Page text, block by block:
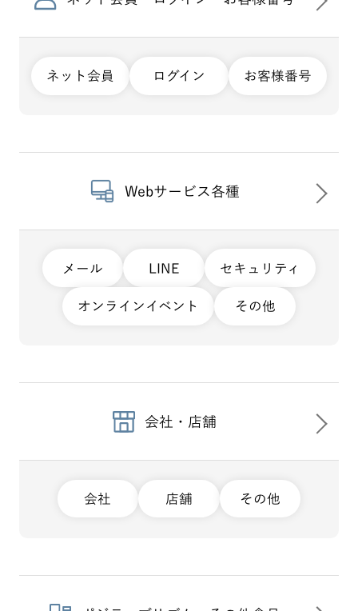
ネット会員 ログイン お客様番号
Webサービス各種
メール LINE セキュリティ
オンラインイベント その他
会社・店舗
会社 店舗 その他